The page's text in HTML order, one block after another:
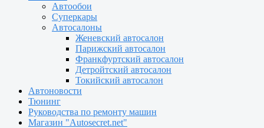
Автообои
Суперкары
Автосалоны
Женевский автосалон
Парижский автосалон
Франкфуртский автосалон
Детройтский автосалон
Токийский автосалон
Автоновости
Тюнинг
Руководства по ремонту машин
Магазин "Autosecret.net"